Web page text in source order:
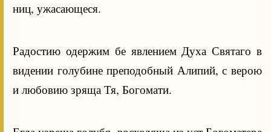
ниц, ужасающеся.
Радостию одержим бе явлением Духа Святаго в
видении голубине преподобный Алипий, с верою
и любовию зряща Тя, Богомати.